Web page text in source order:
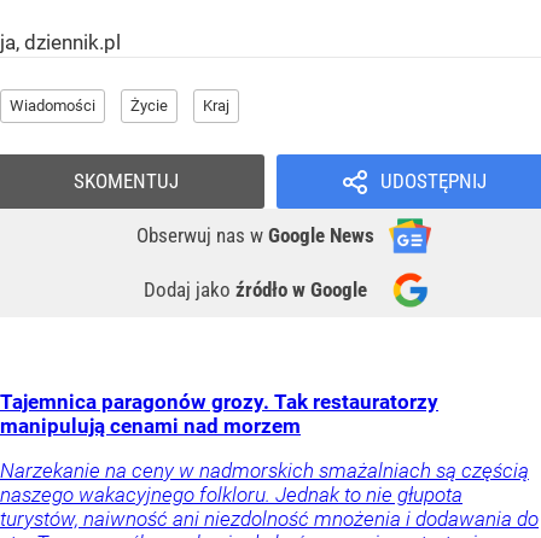
ja, dziennik.pl
Wiadomości Życie Kraj
UDOSTĘPNIJ
Obserwuj nas w Google News
Dodaj jako źródło w Google
SKOMENTUJ
Tajemnica paragonów grozy. Tak restauratorzy
manipulują cenami nad morzem
Narzekanie na ceny w nadmorskich smażalniach są częścią
naszego wakacyjnego folkloru. Jednak to nie głupota
turystów, naiwność ani niezdolność mnożenia i dodawania do